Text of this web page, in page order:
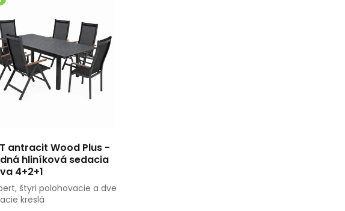
antracit Wood Plus -
hliníková sedacia
4+2+1
štyri polohovacie a dve
kreslá